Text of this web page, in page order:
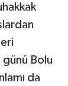
Bolu
da